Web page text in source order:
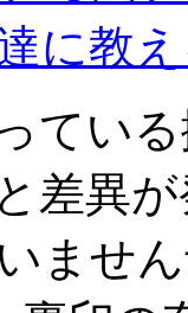
に教
てい
差異
ませ